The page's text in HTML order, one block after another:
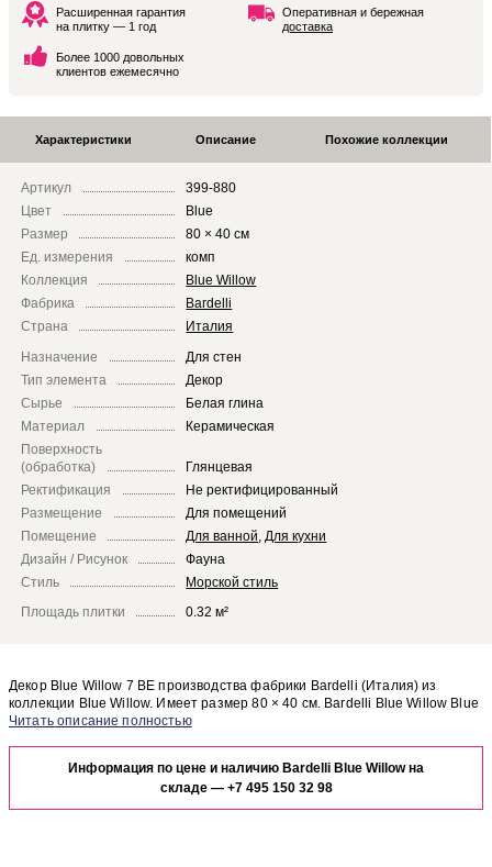
Расширенная гарантия
на плитку — 1 год
Оперативная и бережная
доставка
Более 1000 довольных
клиентов ежемесячно
Характеристики Описание Похожие коллекции
Артикул
399-880
Цвет
Blue
Размер
80 × 40 см
Ед. измерения
комп
Коллекция
Blue Willow
Фабрика
Bardelli
Страна
Италия
Назначение
Для стен
Тип элемента
Декор
Сырье
Белая глина
Материал
Керамическая
Поверхность
(обработка)
Глянцевая
Ректификация
Не ректифицированный
Размещение
Для помещений
Помещение
Для ванной Для кухни
Дизайн / Рисунок
Фауна
Стиль
Морской стиль
Площадь плитки
0.32 м²
Декор Blue Willow 7 BE производства фабрики Bardelli (Италия) из
коллекции Blue Willow. Имеет размер 80 × 40 см. Bardelli Blue Willow Blue
Willow 7 BE отлично сочетается с другими элементами коллекции Blue
отделке Вашего помещения, закажите бесплатный дизайн-проект с
использованием элементов коллекции Bardelli Blue Willow.
Информация по цене и наличию Bardelli Blue Willow на
складе — +7 495 150 32 98